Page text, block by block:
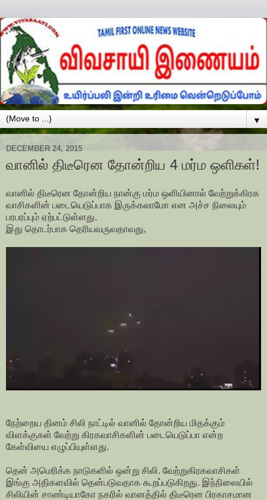
▼
DECEMBER 24, 2015
வானில் திடீரென தோன்றிய 4 மர்ம ஒளிகள்!
வானில் திடீரென தோன்றிய நான்கு மர்ம ஒளியினால் வேற்றுக்கிரக
வாசிகளின் படையெடுப்பாக இருக்கலாமோ என அச்ச நிலையும்
பரபரப்பும் ஏற்பட்டுள்ளது.
இது தொடர்பாக தெரியவருவதாவது,
நேற்றைய தினம் சிலி நாட்டில் வானில் தோன்றிய மிதக்கும்
விளக்குகள் வேற்று கிரகவாசிகளின் படையெடுப்பா என்ற
கேள்வியை எழுப்பியுள்ளது.
தென் அமெரிக்க நாடுகளில் ஒன்று சிலி. வேற்றுகிரகவாசிகள்
இங்கு அதிகளவில் தென்படுவதாக கூறப்படுகிறது. இந்நிலையில்
சிலியின் சாண்டியாகோ நகரில் வானத்தில் திடீரென பிரகாசமான